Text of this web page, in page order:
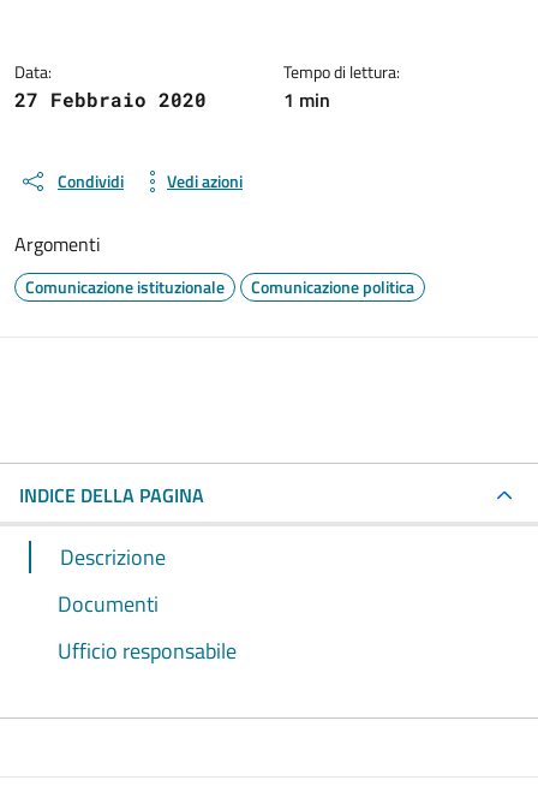
Data:
27 Febbraio 2020
Tempo di lettura:
1 min
Condividi Vedi azioni
Argomenti
Comunicazione istituzionale Comunicazione politica
INDICE DELLA PAGINA
Descrizione
Documenti
Ufficio responsabile